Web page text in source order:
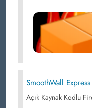
SmoothWall
Açık Kaynak Kodlu